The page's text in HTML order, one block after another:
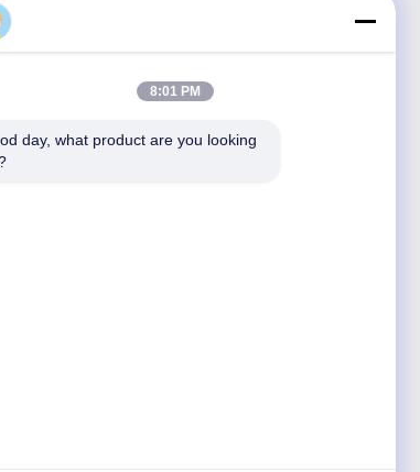
সার্কিট বোর্ড
PCB বোর্ড
8:01 PM
day, what product are you looking